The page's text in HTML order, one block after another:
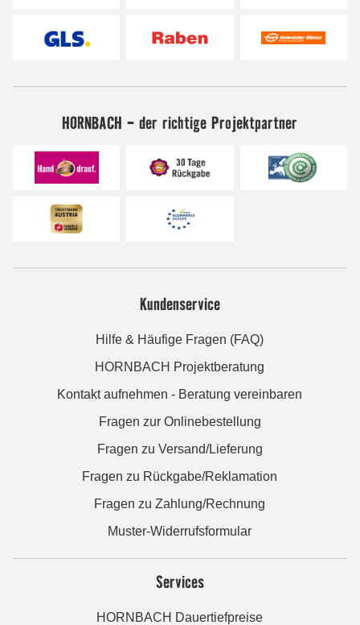
HORNBACH - der richtige Projektpartner
Kundenservice
Hilfe & Häufige Fragen (FAQ)
HORNBACH Projektberatung
Kontakt aufnehmen - Beratung vereinbaren
Fragen zur Onlinebestellung
Fragen zu Versand/Lieferung
Fragen zu Rückgabe/Reklamation
Fragen zu Zahlung/Rechnung
Muster-Widerrufsformular
Services
HORNBACH Dauertiefpreise